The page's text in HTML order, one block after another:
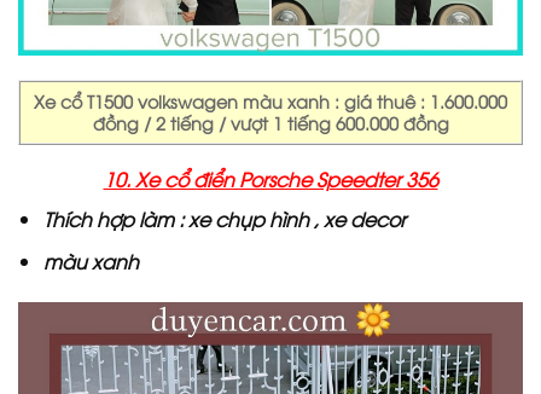
Xe cổ T1500 volkswagen màu xanh : giá thuê : 1.600.000
đồng / 2 tiếng / vượt 1 tiếng 600.000 đồng
10. Xe cổ điển Porsche Speedter 356
Thích hợp làm : xe chụp hình , xe decor
màu xanh